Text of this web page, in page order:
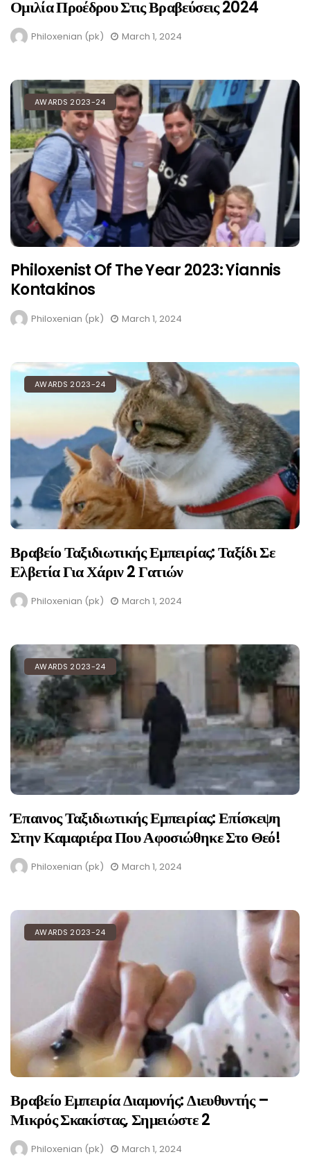
Ομιλία Προέδρου Στις Βραβεύσεις 2024
Philoxenian (pk) March 1, 2024
AWARDS 2023-24
Philoxenist Of The Year 2023: Yiannis
Kontakinos
Philoxenian (pk) March 1, 2024
AWARDS 2023-24
Βραβείο Ταξιδιωτικής Εμπειρίας: Ταξίδι Σε
Ελβετία Για Χάριν 2 Γατιών
Philoxenian (pk) March 1, 2024
AWARDS 2023-24
Έπαινος Ταξιδιωτικής Εμπειρίας: Επίσκεψη
Στην Καμαριέρα Που Αφοσιώθηκε Στο Θεό!
Philoxenian (pk) March 1, 2024
AWARDS 2023-24
Βραβείο Εμπειρία Διαμονής: Διευθυντής –
Μικρός Σκακίστας, Σημειώστε 2
Philoxenian (pk) March 1, 2024